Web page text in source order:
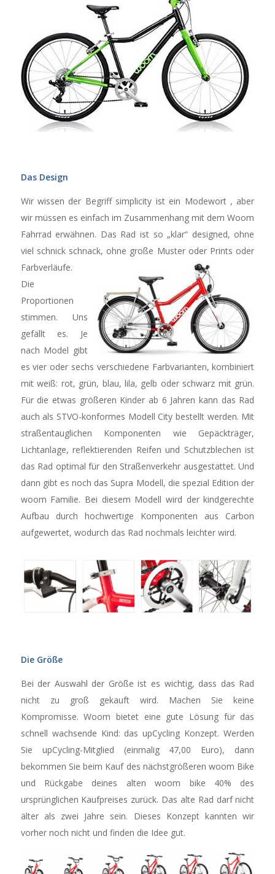
Das Design
Wir wissen der Begriff simplicity ist ein Modewort , aber
wir müssen es einfach im Zusammenhang mit dem Woom
Fahrrad erwähnen. Das Rad ist so „klar“ designed, ohne
viel schnick schnack, ohne große Muster oder Prints oder
Farbverläufe.
Die
Proportionen
stimmen. Uns
gefällt es. Je
nach Model gibt
es vier oder sechs verschiedene Farbvarianten, kombiniert
mit weiß: rot, grün, blau, lila, gelb oder schwarz mit grün.
Für die etwas größeren Kinder ab 6 Jahren kann das Rad
auch als STVO-konformes Modell City bestellt werden. Mit
straßentauglichen Komponenten wie Gepäckträger,
Lichtanlage, reflektierenden Reifen und Schutzblechen ist
das Rad optimal für den Straßenverkehr ausgestattet. Und
dann gibt es noch das Supra Modell, die spezial Edition der
woom Familie. Bei diesem Modell wird der kindgerechte
Aufbau durch hochwertige Komponenten aus Carbon
aufgewertet, wodurch das Rad nochmals leichter wird.
Die Größe
Bei der Auswahl der Größe ist es wichtig, dass das Rad
nicht zu groß gekauft wird. Machen Sie keine
Kompromisse. Woom bietet eine gute Lösung für das
schnell wachsende Kind: das upCycling Konzept. Werden
Sie upCycling-Mitglied (einmalig 47,00 Euro), dann
bekommen Sie beim Kauf des nächstgrößeren woom Bike
und Rückgabe deines alten woom bike 40% des
ursprünglichen Kaufpreises zurück. Das alte Rad darf nicht
älter als zwei Jahre sein. Dieses Konzept kannten wir
vorher noch nicht und finden die Idee gut.